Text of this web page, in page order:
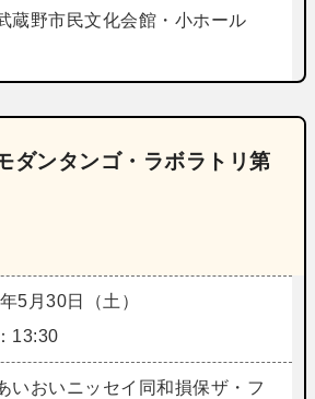
蔵野市民文化会館・小ホール
ダンタンゴ・ラボラトリ第
5月30日（土）
13:30
いおいニッセイ同和損保ザ・フ